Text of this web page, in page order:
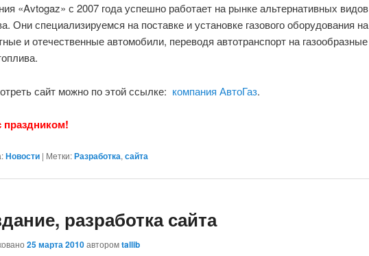
«Avtogaz» с 2007 года успешно работает на рынке альтернативных видов
Они специализируемся на поставке и установке газового оборудования на
и отечественные автомобили, переводя автотранспорт на газообразные
сайт можно по этой ссылке: компания АвтоГаз.
праздником!
Новости | Метки:Разработка, сайта
разработка сайта
25 марта 2010авторомtallib